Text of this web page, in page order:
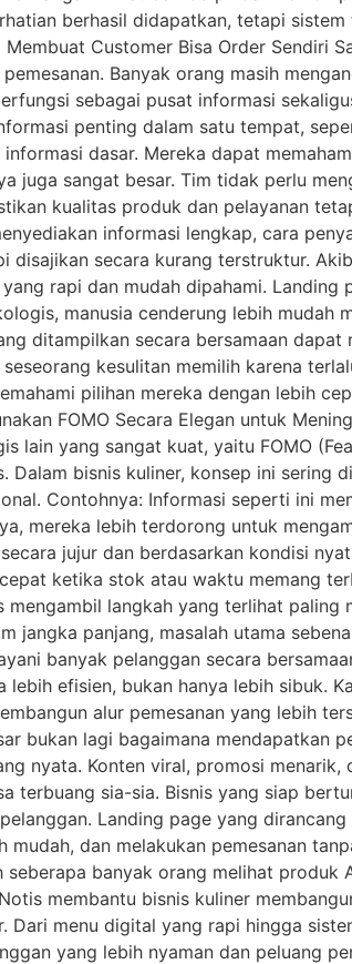
berhasil didapatkan, tetapi
Customer Bisa Order Sendiri
Banyak orang masih
sebagai pusat informasi
penting dalam satu tempat,
dasar. Mereka dapat
juga sangat besar. Tim tidak perlu
kualitas produk dan pelayanan
informasi lengkap, cara
disajikan secara kurang terstruktur.
rapi dan mudah dipahami. Landing
manusia cenderung lebih mudah
ditampilkan secara bersamaan dapat
kesulitan memilih karena
pilihan mereka dengan lebih
FOMO Secara Elegan untuk
lain yang sangat kuat, yaitu FOMO
bisnis kuliner, konsep ini sering
Contohnya: Informasi seperti ini
mereka lebih terdorong untuk
jujur dan berdasarkan kondisi
ketika stok atau waktu memang
langkah yang terlihat paling
jangka panjang, masalah utama
banyak pelanggan secara
efisien, bukan hanya lebih sibuk.
alur pemesanan yang lebih
bukan lagi bagaimana mendapatkan
nyata. Konten viral, promosi
terbuang sia-sia. Bisnis yang siap
Landing page yang
dan melakukan pemesanan
banyak orang melihat produk
Notis membantu bisnis kuliner
menu digital yang rapi hingga
yang lebih nyaman dan peluang